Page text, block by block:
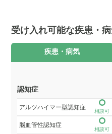
受け入れ可能な疾患・
疾患・病気
認知症
アルツハイマー型認知症
相談可
脳血管性認知症
相談可